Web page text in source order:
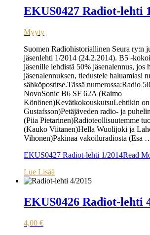
EKUS0427 Radiot-lehti
Myyty
Suomen Radiohistoriallinen Seura ry:n
jäsenlehti 1/2014 (24.2.2014). B5 -
jäsenille lehdistä 50% jäsenalennus, jos
jäsenalennuksen, tiedustele haluamiasi
sähköpostitse.Tässä numerossa:Radio
NovoSonic B6 SF 62A (Raimo
Könönen)KevätkokouskutsuLehtikin
Gustafsson)Petäjäveden radio- ja
(Piia Pietarinen)Radioteollisuutemme
(Kauko Viitanen)Hella Wuolijoki ja
Vihonen)Pakinaa vakoiluradiosta (Esa
EKUS0427 Radiot-lehti 1/2014Read
Lue Lisää
EKUS0426 Radiot-lehti
4,00 €